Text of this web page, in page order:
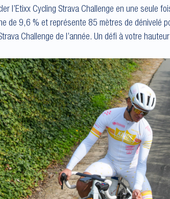
l’Etixx Cycling Strava Challenge en une seule
de 9,6 % et représente 85 mètres de dénivelé
Challenge de l’année. Un défi à votre